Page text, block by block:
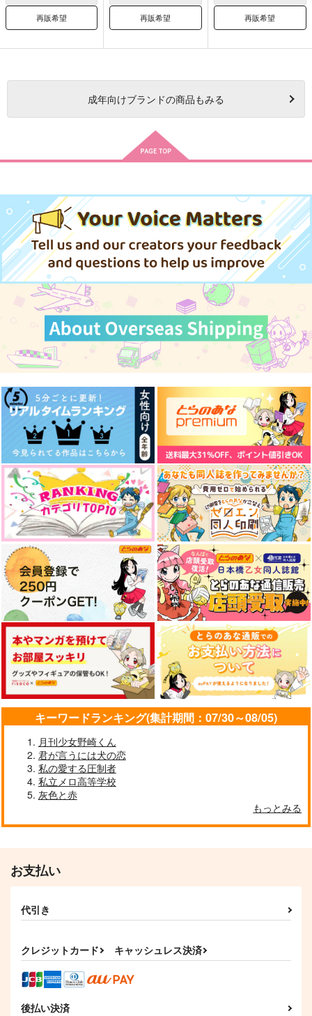
再販希望 再販希望 再販希望
成年向けブランドの商品もみる
キーワードランキング(集計期間：07/30～08/05)
月刊少女野崎くん
君が言うには犬の恋
私の愛する圧制者
私立メロ高等学校
灰色と赤
もっとみる
お支払い
代引き
クレジットカード キャッシュレス決済
後払い決済